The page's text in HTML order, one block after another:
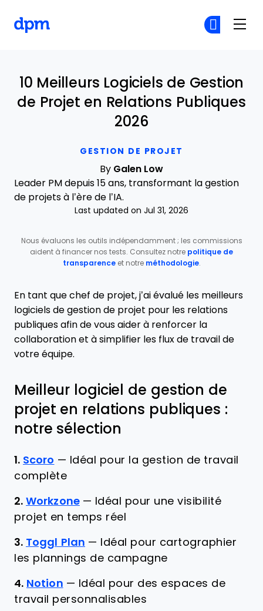
GESTION DE PROJET
10 Meilleurs Logiciels de Gestion
de Projet en Relations Publiques
2026
By Galen Low
Leader PM depuis 15 ans, transformant la gestion
de projets à l’ère de l’IA.
Last updated on Jul 31, 2026
Nous évaluons les outils indépendamment ; les commissions
aident à financer nos tests. Consultez notre politique de
transparenceet notre méthodologie.
En tant que chef de projet, j’ai évalué les meilleurs
logiciels de gestion de projet pour les relations
publiques afin de vous aider à renforcer la
collaboration et à simplifier les flux de travail de
votre équipe.
Meilleur logiciel de gestion de
projet en relations publiques :
notre sélection
1. Scoro — Idéal pour la gestion de travail
complète
2. Workzone — Idéal pour une visibilité
projet en temps réel
3. Toggl Plan —
Idéal pour cartographier
les plannings de campagne
4. Notion — Idéal pour des espaces de
travail personnalisables